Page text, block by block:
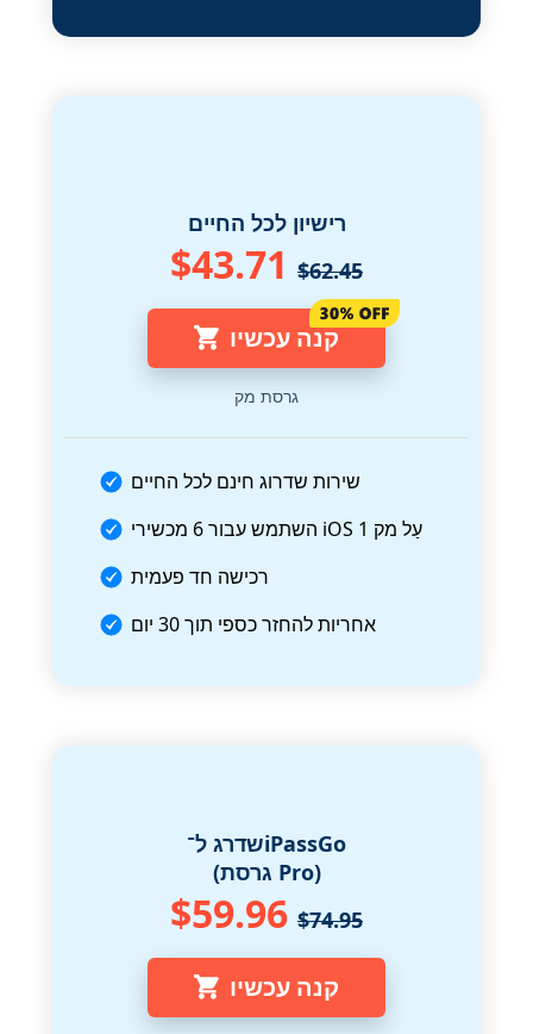
רישיון לכל החיים
$43.71 $62.45
קנה עכשיו
גרסת מק
שירות שדרוג חינם לכל החיים
השתמש עבור 6 מכשירי iOS עַל מק 1
רכישה חד פעמית
אחריות להחזר כספי תוך 30 יום
שדרג ל־iPassGo
(גרסת Pro)
$59.96 $74.95
קנה עכשיו